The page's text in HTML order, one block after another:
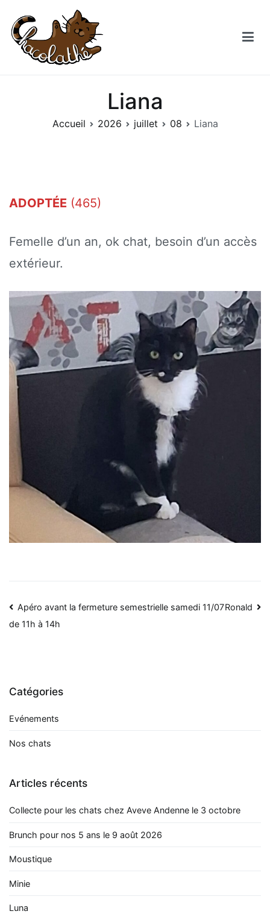
contenu
Liana
Accueil 2026 juillet 08 Liana
ADOPTÉE (465)
Femelle d’un an, ok chat, besoin d’un accès
extérieur.
Navigation
de
Apéro avant la fermeture semestrielle samedi 11/07
de 11h à 14h
Ronald
Catégories
Evénements
Nos chats
Articles récents
Collecte pour les chats chez Aveve Andenne le 3 octobre
Brunch pour nos 5 ans le 9 août 2026
Moustique
Minie
Luna